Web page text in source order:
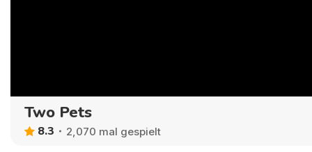
Two Pets
8.3 2,070 mal gespielt